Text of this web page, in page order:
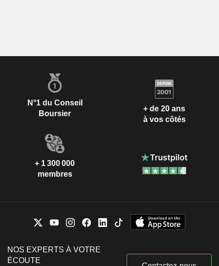
N°1 du Conseil
Boursier
+ de 20 ans
à vos côtés
+ 1 300 000
membres
NOS EXPERTS À VOTRE
ÉCOUTE